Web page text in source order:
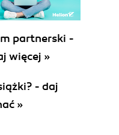
(49)
skalarnych (50)
partnerski -
więcej »
- daj
»